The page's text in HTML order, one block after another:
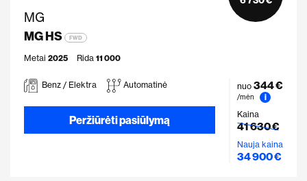
MG
MG HS
FWD
Metai 2025 Rida 11 000
Benz / Elektra Automatinė
Peržiūrėti pasiūlymą
nuo 344 €
/mėn
i
Kaina
41 630 €
Nauja kaina
34 900 €